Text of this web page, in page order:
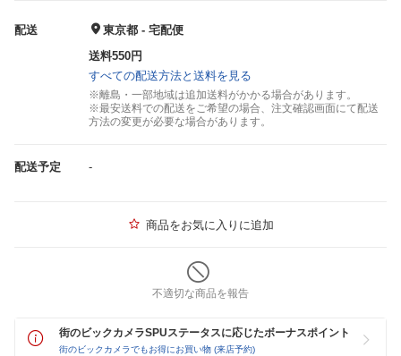
配送
東京都 - 宅配便
送料550円
すべての配送方法と送料を見る
※離島・一部地域は追加送料がかかる場合があります。
※最安送料での配送をご希望の場合、注文確認画面にて配送
方法の変更が必要な場合があります。
配送予定 -
商品をお気に入りに追加
不適切な商品を報告
街のビックカメラSPUステータスに応じたボーナスポイント
街のビックカメラでもお得にお買い物 (来店予約)